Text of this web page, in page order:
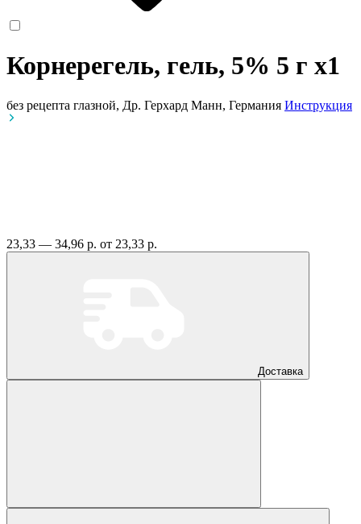
Корнерегель, гель, 5% 5 г x1
без рецепта глазной, Др. Герхард Манн, Германия Инструкция
23,33 — 34,96 р. от 23,33 р.
Доставка